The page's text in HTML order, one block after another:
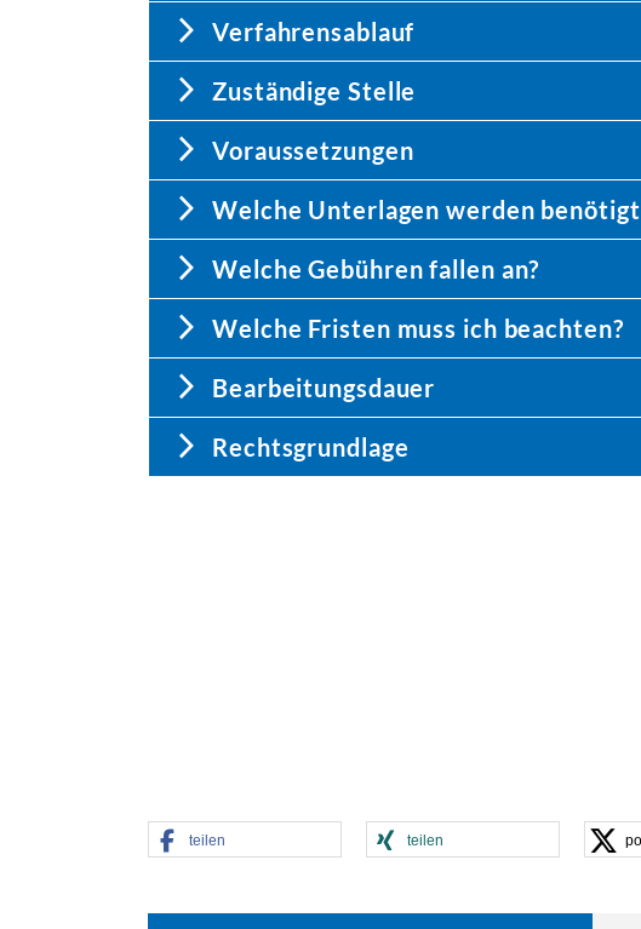
Verfahrensablauf
Zuständige Stelle
Voraussetzungen
Welche Unterlagen werden
Welche Gebühren fallen an?
Welche Fristen muss ich beachten?
Bearbeitungsdauer
Rechtsgrundlage
teilen teilen